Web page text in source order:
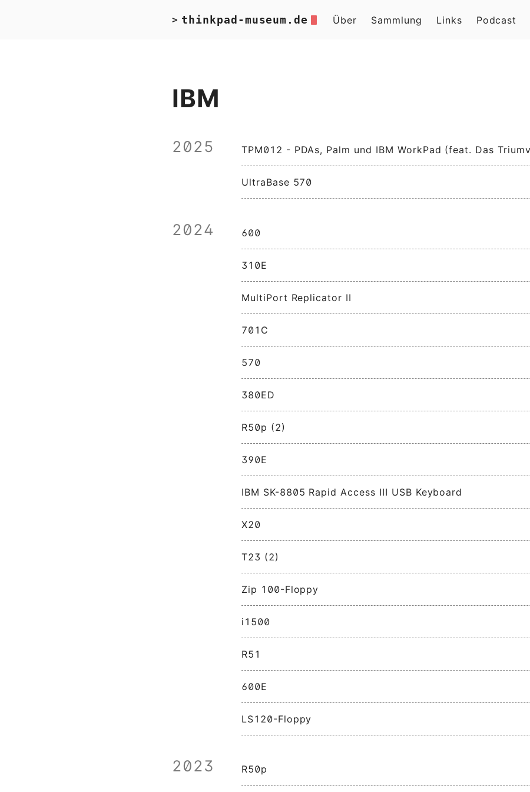
> thinkpad-museum.de Über Sammlung Links Podcast
IBM
2025 TPM012 - PDAs, Palm und IBM WorkPad (feat. Das
UltraBase 570
2024 600
310E
MultiPort Replicator II
701C
570
380ED
R50p (2)
390E
IBM SK-8805 Rapid Access III USB Keyboard
X20
T23 (2)
Zip 100-Floppy
i1500
R51
600E
LS120-Floppy
2023 R50p